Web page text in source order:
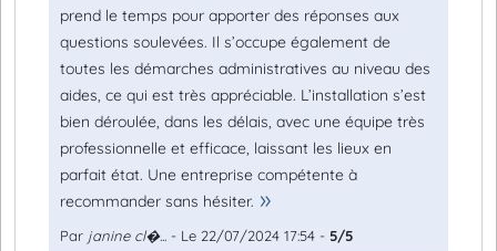
prend le temps pour apporter des réponses aux
questions soulevées. Il s’occupe également de
toutes les démarches administratives au niveau des
aides, ce qui est très appréciable. L’installation s’est
bien déroulée, dans les délais, avec une équipe très
professionnelle et efficace, laissant les lieux en
parfait état. Une entreprise compétente à
recommander sans hésiter.
Par janine cl�... - Le 22/07/2024 17:54 - 5/5